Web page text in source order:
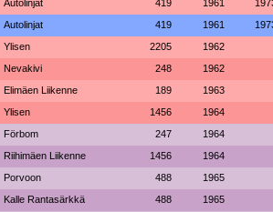
Autolinjat 419 1961
Autolinjat 419 1961
Ylisen 2205 1962
Nevakivi 248 1962
Elimäen Liikenne 189 1963
Ylisen 1456 1964
Förbom 247 1964
Riihimäen Liikenne 1456 1964
Porvoon 488 1965
Kalle Rantasärkkä 488 1965